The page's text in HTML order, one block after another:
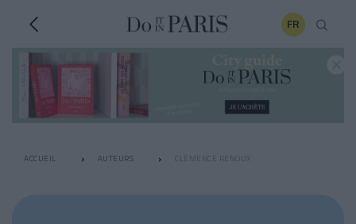
FR
ACCUEIL AUTEURS